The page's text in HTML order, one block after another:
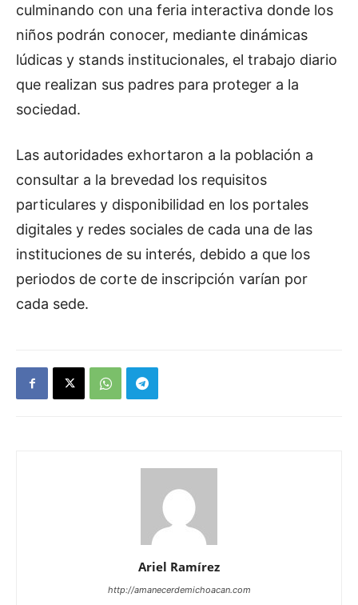
culminando con una feria interactiva donde los
niños podrán conocer, mediante dinámicas
lúdicas y stands institucionales, el trabajo diario
que realizan sus padres para proteger a la
sociedad.
Las autoridades exhortaron a la población a
consultar a la brevedad los requisitos
particulares y disponibilidad en los portales
digitales y redes sociales de cada una de las
instituciones de su interés, debido a que los
periodos de corte de inscripción varían por
cada sede.
Ariel Ramírez
http://amanecerdemichoacan.com